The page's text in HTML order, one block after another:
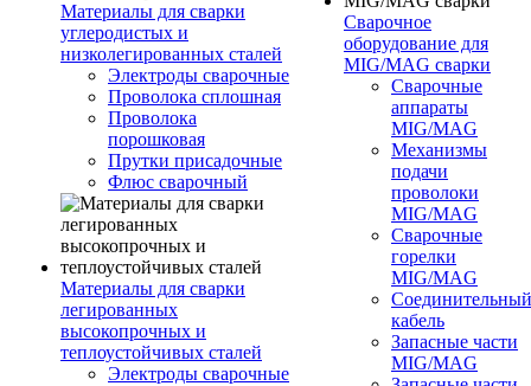
Материалы для сварки
углеродистых и
низколегированных сталей
Электроды сварочные
Проволока сплошная
Проволока
порошковая
Прутки присадочные
Флюс сварочный
Материалы для сварки
легированных
высокопрочных и
теплоустойчивых сталей
Электроды сварочные
Сварочное
оборудование для
MIG/MAG сварки
Сварочные
аппараты
MIG/MAG
Механизмы
подачи
проволоки
MIG/MAG
Сварочные
горелки
MIG/MAG
Соединительный
кабель
Запасные части
MIG/MAG